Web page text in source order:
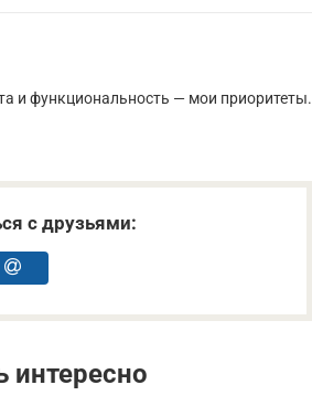
и функциональность — мои приоритеты.
с друзьями: